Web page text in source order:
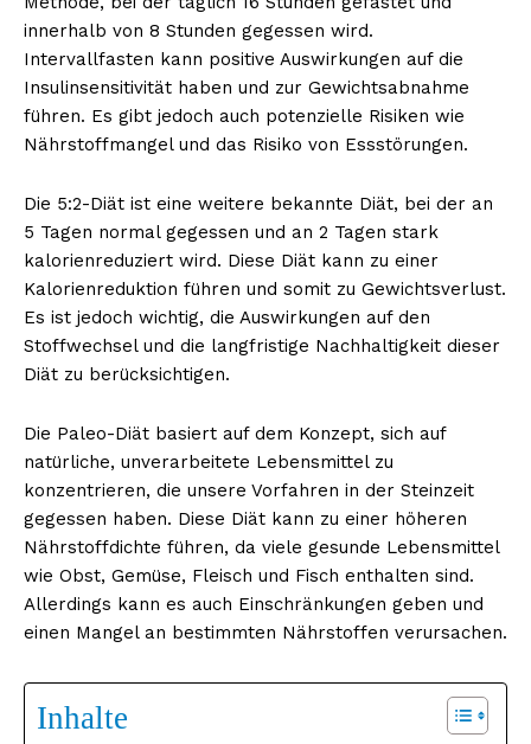
innerhalb von 8 Stunden gegessen wird.
Intervallfasten kann positive Auswirkungen auf die
Insulinsensitivität haben und zur Gewichtsabnahme
führen. Es gibt jedoch auch potenzielle Risiken wie
Nährstoffmangel und das Risiko von Essstörungen.
Die 5:2-Diät ist eine weitere bekannte Diät, bei der an
5 Tagen normal gegessen und an 2 Tagen stark
kalorienreduziert wird. Diese Diät kann zu einer
Kalorienreduktion führen und somit zu Gewichtsverlust.
Es ist jedoch wichtig, die Auswirkungen auf den
Stoffwechsel und die langfristige Nachhaltigkeit dieser
Diät zu berücksichtigen.
Die Paleo-Diät basiert auf dem Konzept, sich auf
natürliche, unverarbeitete Lebensmittel zu
konzentrieren, die unsere Vorfahren in der Steinzeit
gegessen haben. Diese Diät kann zu einer höheren
Nährstoffdichte führen, da viele gesunde Lebensmittel
wie Obst, Gemüse, Fleisch und Fisch enthalten sind.
Allerdings kann es auch Einschränkungen geben und
einen Mangel an bestimmten Nährstoffen verursachen.
Inhalte